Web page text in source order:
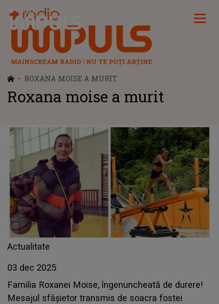
Radio Impuls
ROXANA MOISE A MURIT
Roxana moise a murit
Actualitate
03 dec 2025
Familia Roxanei Moise, îngenuncheată de durere!
Mesajul sfâșietor transmis de soacra fostei